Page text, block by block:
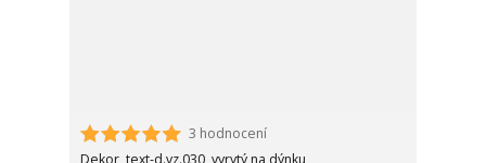
3 hodnocení
Dekor, text-d.vz.030, vyrytý na dýnku